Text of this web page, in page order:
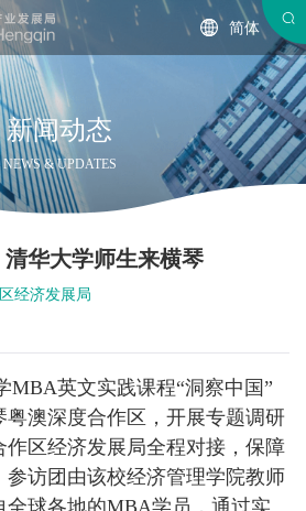
简体
新闻动态
NEWS & UPDATES
华大学师生来横琴
经济发展局
英文实践课程“洞察中国”
粤澳深度合作区，开展专题调研
区经济发展局全程对接，保障
访团由该校经济管理学院教师
全球各地的MBA学员，通过实